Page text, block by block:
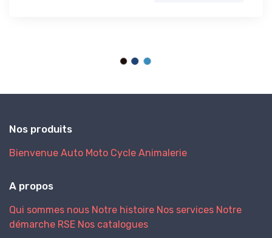
Nos produits
Bienvenue Auto Moto Cycle Animalerie
A propos
Qui sommes nous Notre histoire Nos services Notre
démarche RSE Nos catalogues